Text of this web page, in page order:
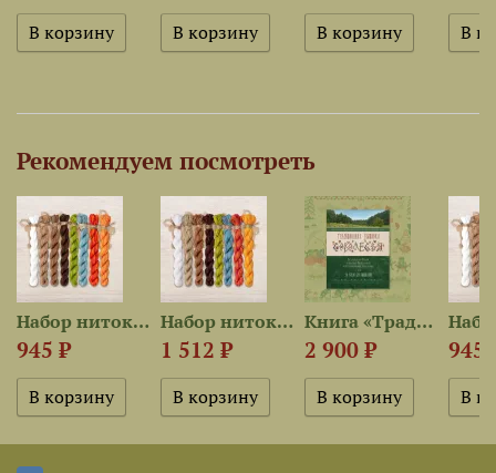
Рекомендуем посмотреть
Набор ниток OwlForest для...
945 ₽
Набор ниток OwlForest для...
1 512 ₽
Книга «Традиционная вышивка...
2 900 ₽ 945